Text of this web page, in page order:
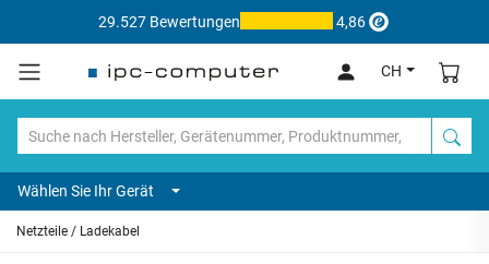
29.527 Bewertungen 4,86
CH
Wählen Sie Ihr Gerät
Netzteile / Ladekabel